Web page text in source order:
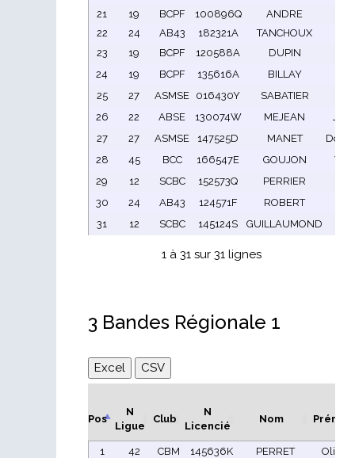
21
19 BCPF 100896Q ANDRE
22
24 AB43 182321A TANCHOUX
23
19 BCPF 120588A DUPIN
24
19 BCPF 135616A BILLAY
25
27 ASMSE 016430Y SABATIER
26
22 ABSE 130074W MEJEAN
27
27 ASMSE 147525D MANET
28
45 BCC 166547E GOUJON
29
12 SCBC 152573Q PERRIER
30
24 AB43 124571F ROBERT
31
12 SCBC 145124S GUILLAUMOND
1 à 31 sur 31 lignes
3 Bandes Régionale 1
Excel CSV
Pos
N
Ligue
Club
N
Licencié
Nom Prénom
1 42 CBM 145636K PERRET
Olivier